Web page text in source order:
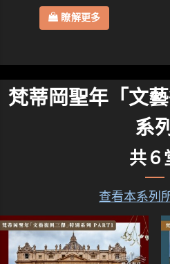
瞭解更多
梵蒂岡聖年「文
系
共６
查看本系列